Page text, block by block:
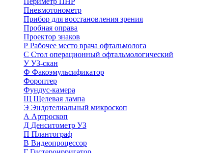
Пневмотонометр
Прибор для восстановления зрения
Пробная оправа
Проектор знаков
Р Рабочее место врача офтальмолога
С Стол операционный офтальмологический
УУЗ-скан
Ф Факоэмульсификатор
Фороптер
Фундус-камера
Щ Щелевая лампа
Э Эндотелиальный микроскоп
А Артроскоп
Д Денситометр УЗ
П Плантограф
В Видеопроцессор